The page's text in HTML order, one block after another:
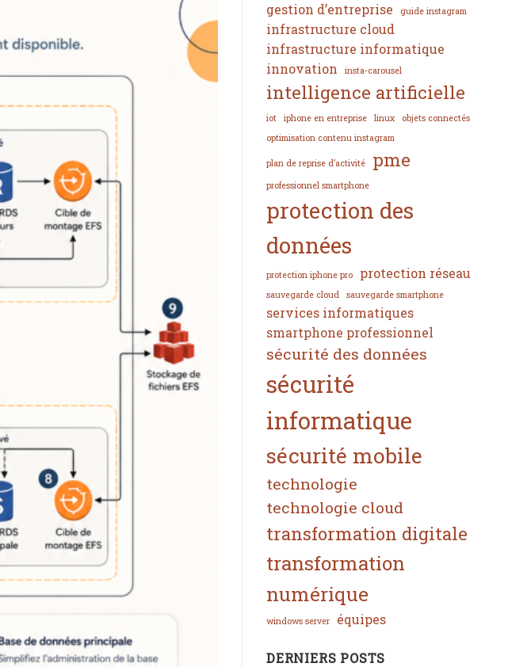
gestion d’entreprise
guide instagram
infrastructure cloud
infrastructure informatique
innovation
insta-carousel
intelligence artificielle
iot iphone en entreprise linux
objets connectés
optimisation contenu instagram
plan de reprise d’activité pme
professionnel smartphone
protection des
données
protection iphone pro protection réseau
sauvegarde cloud sauvegarde smartphone
services informatiques
smartphone professionnel
sécurité des données
sécurité
informatique
sécurité mobile
technologie
technologie cloud
transformation digitale
transformation
numérique
windows server équipes
DERNIERS POSTS